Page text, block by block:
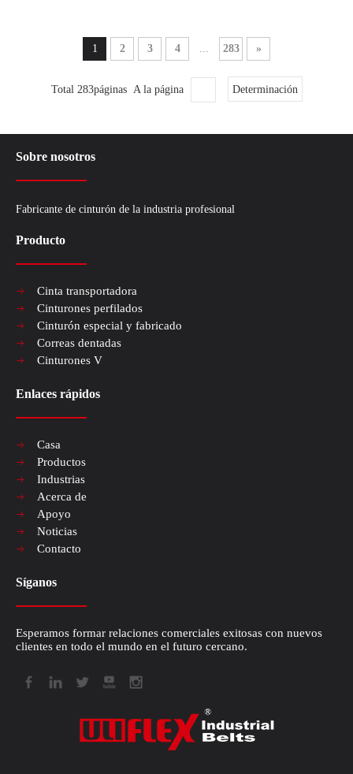
1 2 3 4 ... 283 »
Total 283páginas A la página Determinación
Sobre nosotros
Fabricante de cinturón de la industria profesional
Producto
Cinta transportadora
Cinturones perfilados
Cinturón especial y fabricado
Correas dentadas
Cinturones V
Enlaces rápidos
Casa
Productos
Industrias
Acerca de
Apoyo
Noticias
Contacto
Síganos
Esperamos formar relaciones comerciales exitosas con nuevos
clientes en todo el mundo en el futuro cercano.